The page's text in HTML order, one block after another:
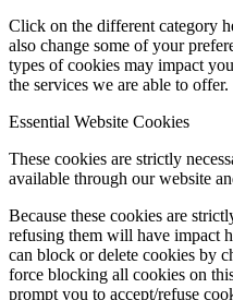
Click on the different category
also change some of your
types of cookies may impact
the services we are able to offer.
Essential Website Cookies
These cookies are strictly
available through our website
Because these cookies are
refusing them will have impact
can block or delete cookies by
force blocking all cookies on
prompt you to accept/refuse